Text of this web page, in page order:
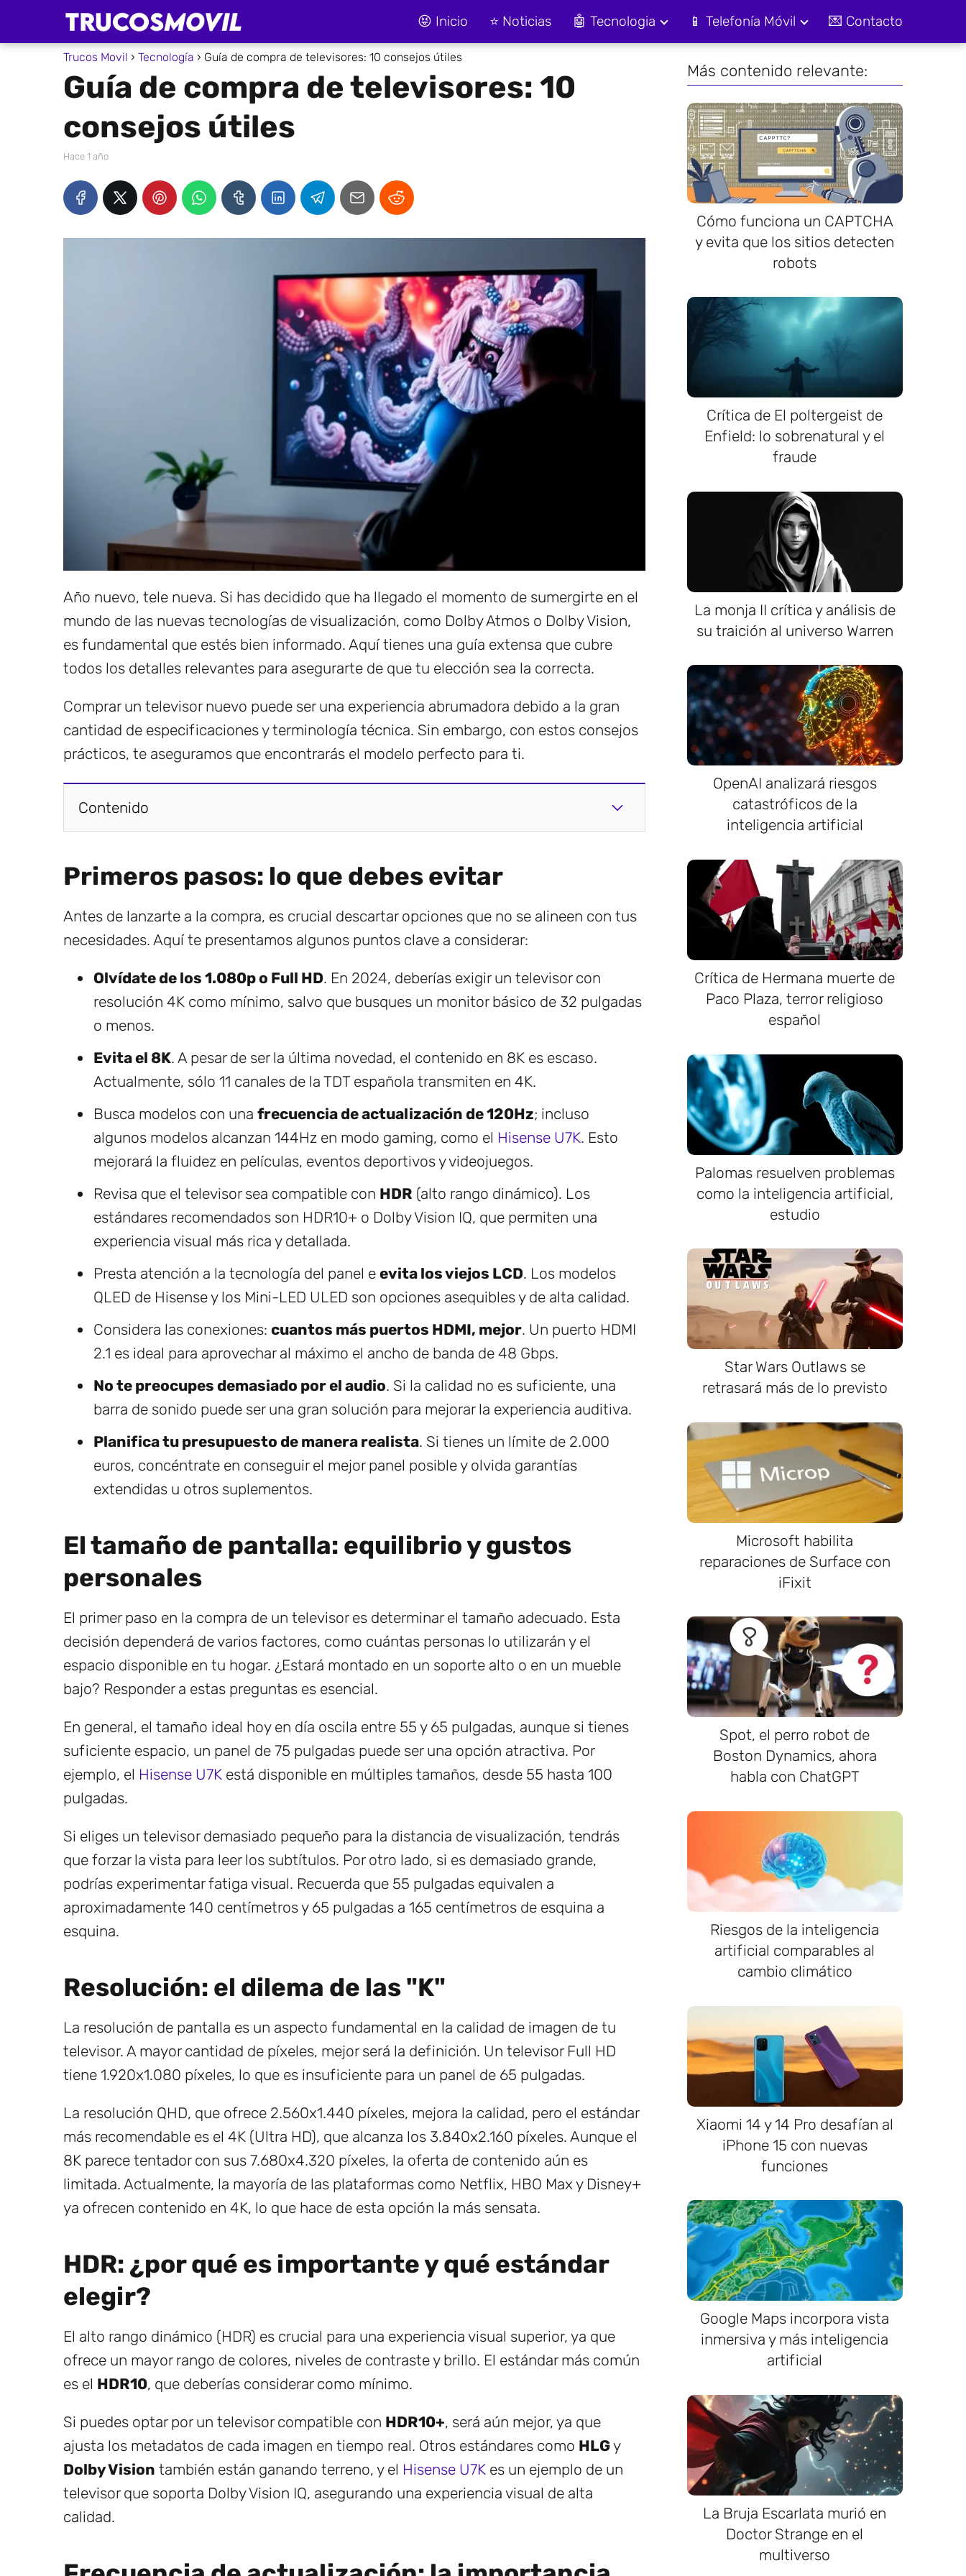
😝 Inicio ⭐ Noticias 🤖 Tecnologia 📱 Telefonía Móvil 💌 Contacto
Trucos Movil Tecnología Guía de compra de televisores: 10 consejos útiles
Guía de compra de televisores: 10
consejos útiles
hace 1 año
Año nuevo, tele nueva. Si has decidido que ha llegado el momento de sumergirte en el
mundo de las nuevas tecnologías de visualización, como Dolby Atmos o Dolby Vision,
es fundamental que estés bien informado. Aquí tienes una guía extensa que cubre
todos los detalles relevantes para asegurarte de que tu elección sea la correcta.
Comprar un televisor nuevo puede ser una experiencia abrumadora debido a la gran
cantidad de especificaciones y terminología técnica. Sin embargo, con estos consejos
prácticos, te aseguramos que encontrarás el modelo perfecto para ti.
Contenido
Primeros pasos: lo que debes evitar
Antes de lanzarte a la compra, es crucial descartar opciones que no se alineen con tus
necesidades. Aquí te presentamos algunos puntos clave a considerar:
Olvídate de los 1.080p o Full HD. En 2024, deberías exigir un televisor con
resolución 4K como mínimo, salvo que busques un monitor básico de 32 pulgadas
o menos.
Evita el 8K. A pesar de ser la última novedad, el contenido en 8K es escaso.
Actualmente, sólo 11 canales de la TDT española transmiten en 4K.
Busca modelos con una frecuencia de actualización de 120Hz; incluso
algunos modelos alcanzan 144Hz en modo gaming, como el Hisense U7K. Esto
mejorará la fluidez en películas, eventos deportivos y videojuegos.
Revisa que el televisor sea compatible con HDR (alto rango dinámico). Los
estándares recomendados son HDR10+ o Dolby Vision IQ, que permiten una
experiencia visual más rica y detallada.
Presta atención a la tecnología del panel e evita los viejos LCD. Los modelos
QLED de Hisense y los Mini-LED ULED son opciones asequibles y de alta calidad.
Considera las conexiones: cuantos más puertos HDMI, mejor. Un puerto HDMI
2.1 es ideal para aprovechar al máximo el ancho de banda de 48 Gbps.
No te preocupes demasiado por el audio. Si la calidad no es suficiente, una
barra de sonido puede ser una gran solución para mejorar la experiencia auditiva.
Planifica tu presupuesto de manera realista. Si tienes un límite de 2.000
euros, concéntrate en conseguir el mejor panel posible y olvida garantías
extendidas u otros suplementos.
El tamaño de pantalla: equilibrio y gustos
personales
El primer paso en la compra de un televisor es determinar el tamaño adecuado. Esta
decisión dependerá de varios factores, como cuántas personas lo utilizarán y el
espacio disponible en tu hogar. ¿Estará montado en un soporte alto o en un mueble
bajo? Responder a estas preguntas es esencial.
En general, el tamaño ideal hoy en día oscila entre 55 y 65 pulgadas, aunque si tienes
suficiente espacio, un panel de 75 pulgadas puede ser una opción atractiva. Por
ejemplo, el Hisense U7K está disponible en múltiples tamaños, desde 55 hasta 100
pulgadas.
Si eliges un televisor demasiado pequeño para la distancia de visualización, tendrás
que forzar la vista para leer los subtítulos. Por otro lado, si es demasiado grande,
podrías experimentar fatiga visual. Recuerda que 55 pulgadas equivalen a
aproximadamente 140 centímetros y 65 pulgadas a 165 centímetros de esquina a
esquina.
Resolución: el dilema de las "K"
La resolución de pantalla es un aspecto fundamental en la calidad de imagen de tu
televisor. A mayor cantidad de píxeles, mejor será la definición. Un televisor Full HD
tiene 1.920x1.080 píxeles, lo que es insuficiente para un panel de 65 pulgadas.
La resolución QHD, que ofrece 2.560x1.440 píxeles, mejora la calidad, pero el estándar
más recomendable es el 4K (Ultra HD), que alcanza los 3.840x2.160 píxeles. Aunque el
8K parece tentador con sus 7.680x4.320 píxeles, la oferta de contenido aún es
limitada. Actualmente, la mayoría de las plataformas como Netflix, HBO Max y Disney+
ya ofrecen contenido en 4K, lo que hace de esta opción la más sensata.
HDR: ¿por qué es importante y qué estándar
elegir?
El alto rango dinámico (HDR) es crucial para una experiencia visual superior, ya que
ofrece un mayor rango de colores, niveles de contraste y brillo. El estándar más común
es el HDR10, que deberías considerar como mínimo.
Si puedes optar por un televisor compatible con HDR10+, será aún mejor, ya que
ajusta los metadatos de cada imagen en tiempo real. Otros estándares como HLGy
Dolby Vision también están ganando terreno, y el Hisense U7K es un ejemplo de un
televisor que soporta Dolby Vision IQ, asegurando una experiencia visual de alta
calidad.
Más contenido relevante:
Cómo funciona un CAPTCHA
y evita que los sitios detecten
robots
Crítica de El poltergeist de
Enfield: lo sobrenatural y el
fraude
La monja II crítica y análisis de
su traición al universo Warren
OpenAI analizará riesgos
catastróficos de la
inteligencia artificial
Crítica de Hermana muerte de
Paco Plaza, terror religioso
español
Palomas resuelven problemas
como la inteligencia artificial,
estudio
Star Wars Outlaws se
retrasará más de lo previsto
Microsoft habilita
reparaciones de Surface con
iFixit
Spot, el perro robot de
Boston Dynamics, ahora
habla con ChatGPT
Riesgos de la inteligencia
artificial comparables al
cambio climático
Xiaomi 14 y 14 Pro desafían al
iPhone 15 con nuevas
funciones
Google Maps incorpora vista
inmersiva y más inteligencia
artificial
La Bruja Escarlata murió en
Doctor Strange en el
multiverso